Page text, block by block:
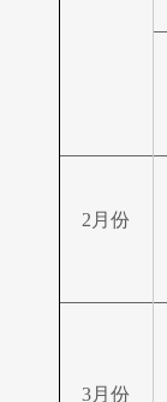
2 月份
3月份